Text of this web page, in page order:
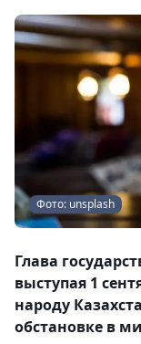
Фото: unsplash
Глава
выступая 1
народу
обстановке в